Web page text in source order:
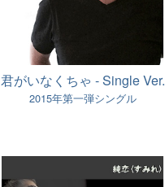
君がいなくちゃ - Single Ver.
2015年第一弾シングル